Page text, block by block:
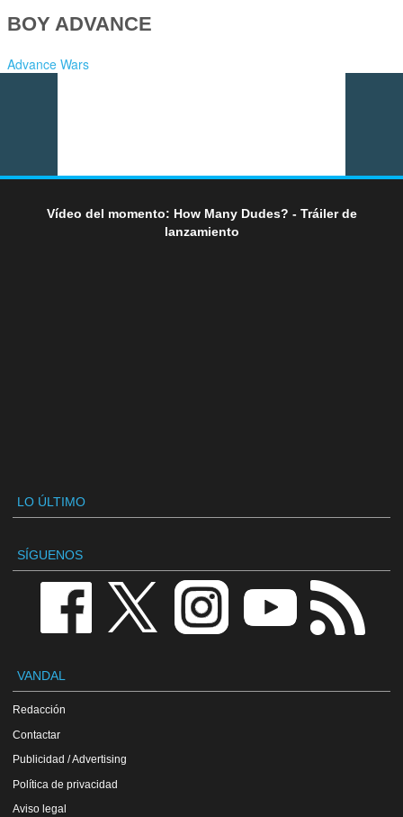
BOY ADVANCE
Advance Wars
Vídeo del momento: How Many Dudes? - Tráiler de
lanzamiento
LO ÚLTIMO
SÍGUENOS
VANDAL
Redacción
Contactar
Publicidad / Advertising
Política de privacidad
Aviso legal